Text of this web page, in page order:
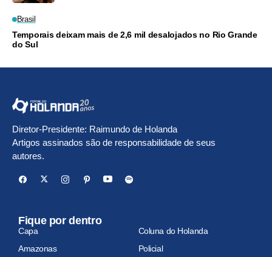
Brasil
Temporais deixam mais de 2,6 mil desalojados no Rio Grande
do Sul
Diretor-Presidente: Raimundo de Holanda
Artigos assinados são de responsabilidade de seus
autores.
Fique por dentro
Capa
Coluna do Holanda
Amazonas
Policial